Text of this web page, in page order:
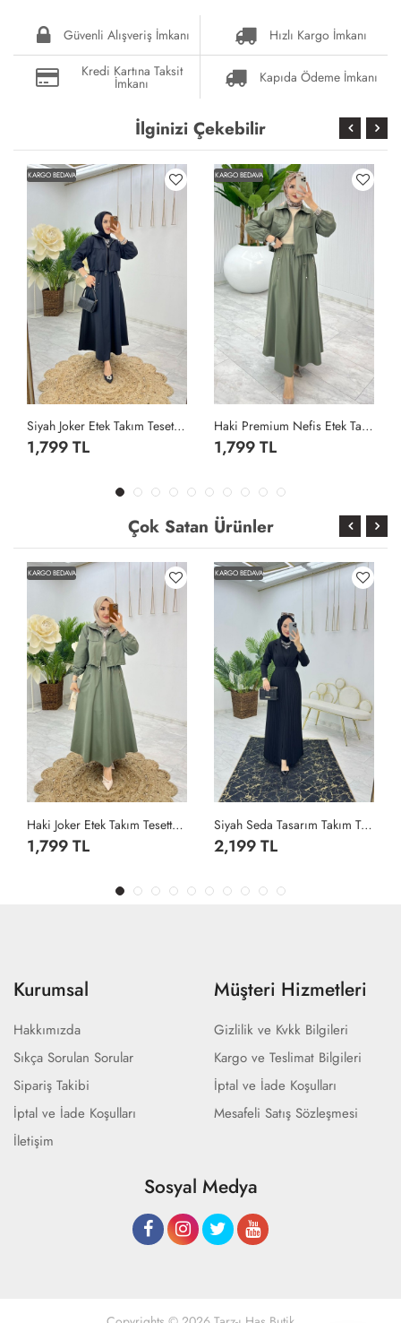
Güvenli Alışveriş İmkanı
Hızlı Kargo İmkanı
Kredi Kartına Taksit
İmkanı Kapıda Ödeme İmkanı
İlginizi Çekebilir
KARGO BEDAVA
Siyah Joker Etek Takım Tesettür Giyim Siyah
1,799 TL
KARGO BEDAVA
Haki Premium Nefis Etek Takım Tesettür Giyim Haki
1,799 TL
Çok Satan Ürünler
KARGO BEDAVA
Haki Joker Etek Takım Tesettür Giyim Haki
1,799 TL
KARGO BEDAVA
Siyah Seda Tasarım Takım Tesettür Giyim Siyah
2,199 TL
Kurumsal
Hakkımızda
Sıkça Sorulan Sorular
Sipariş Takibi
İptal ve İade Koşulları
İletişim
Müşteri Hizmetleri
Gizlilik ve Kvkk Bilgileri
Kargo ve Teslimat Bilgileri
İptal ve İade Koşulları
Mesafeli Satış Sözleşmesi
Sosyal Medya